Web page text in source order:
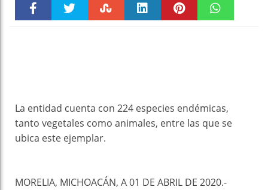
La entidad cuenta con 224 especies endémicas,
tanto vegetales como animales, entre las que se
ubica este ejemplar.
MORELIA, MICHOACÁN, A 01 DE ABRIL DE 2020.-